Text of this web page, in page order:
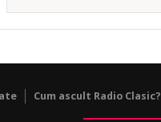
Cum ascult Radio Clasic?